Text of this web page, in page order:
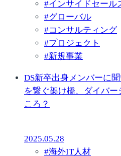
#インサイドセール
#グローバル
#コンサルティング
#プロジェクト
#新規事業
DS新卒出身メンバーに
を繋ぐ架け橋、ダイバ
ころ？
2025.05.28
#海外IT人材